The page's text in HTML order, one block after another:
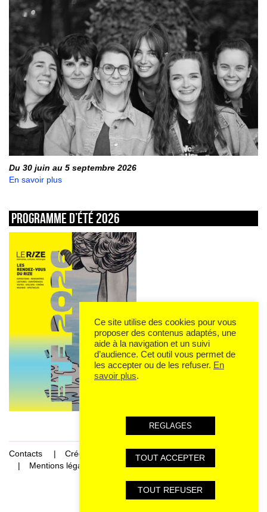
Du 30 juin au 5 septembre 2026
En savoir plus
Programme d’été 2026
Contacts
Crédits
Mentions légales et données personnelles
Ce site utilise des cookies pour vous
proposer des contenus adaptés, une
aide à la navigation et un suivi
d’audience. Cet outil vous permet de
les accepter ou de les refuser. En
savoir plus.
REGLAGES
TOUT ACCEPTER
TOUT REFUSER